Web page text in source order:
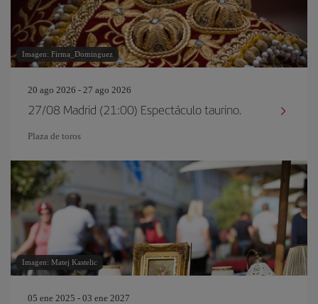
Imagen: Firma_Dominguez
20 ago 2026 - 27 ago 2026
27/08 Madrid (21:00) Espectáculo taurino.
Plaza de toros
Imagen: Matej Kastelic
05 ene 2025 - 03 ene 2027